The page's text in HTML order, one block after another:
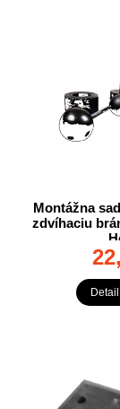
Montážna
zdvíhaciu